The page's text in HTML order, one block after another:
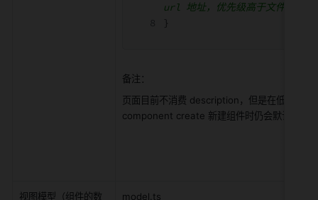
url 地址，优先级高于文件夹下
}
备注：
页面目前不消费 description，但是在低代码
component create 新建组件时仍会默认包含
视图模型（组件的数 model.ts